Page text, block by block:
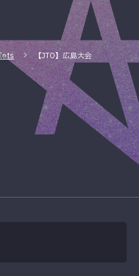
【JTO】広島大会